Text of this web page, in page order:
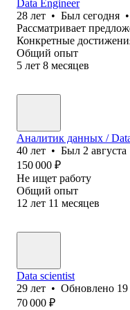
Data Engineer
28 лет • Был сегодня •
Рассматривает
Конкретные
Общий опыт
5 лет 8 месяцев
Аналитик данных /
40 лет • Был 2 августа
150 000 ₽
Не ищет работу
Общий опыт
12 лет 11 месяцев
Data scientist
29 лет • Обновлено
70 000 ₽